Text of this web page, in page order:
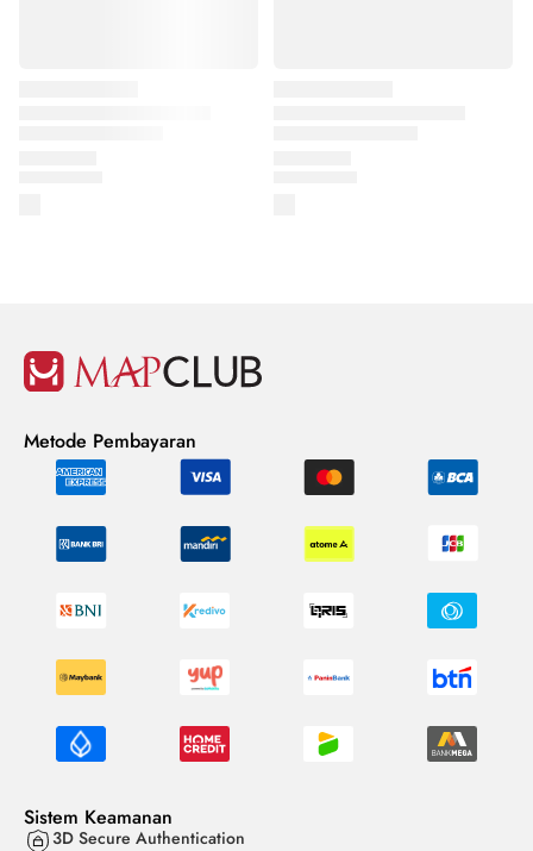
Metode Pembayaran
Sistem Keamanan
3D Secure Authentication